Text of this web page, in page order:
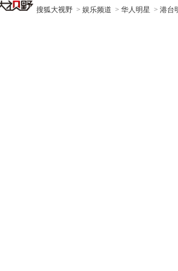
搜狐大视野 > 娱乐频道 > 华人明星 > 港台